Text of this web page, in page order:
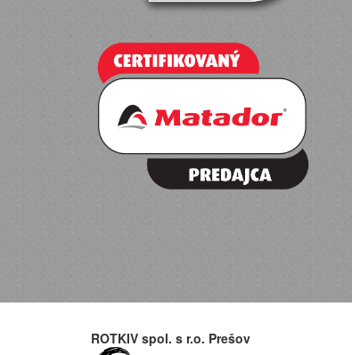
ROTKIV spol. s r.o. Prešov